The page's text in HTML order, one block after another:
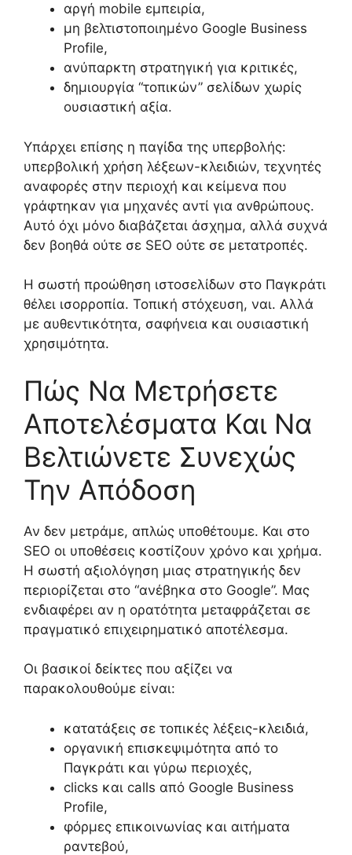
αργή mobile εμπειρία,
μη βελτιστοποιημένο Google Business
Profile,
ανύπαρκτη στρατηγική για κριτικές,
δημιουργία “τοπικών” σελίδων χωρίς
ουσιαστική αξία.
Υπάρχει επίσης η παγίδα της υπερβολής:
υπερβολική χρήση λέξεων-κλειδιών, τεχνητές
αναφορές στην περιοχή και κείμενα που
γράφτηκαν για μηχανές αντί για ανθρώπους.
Αυτό όχι μόνο διαβάζεται άσχημα, αλλά συχνά
δεν βοηθά ούτε σε SEO ούτε σε μετατροπές.
Η σωστή προώθηση ιστοσελίδων στο Παγκράτι
θέλει ισορροπία. Τοπική στόχευση, ναι. Αλλά
με αυθεντικότητα, σαφήνεια και ουσιαστική
χρησιμότητα.
Πώς Να Μετρήσετε
Αποτελέσματα Και Να
Βελτιώνετε Συνεχώς
Την Απόδοση
Αν δεν μετράμε, απλώς υποθέτουμε. Και στο
SEO οι υποθέσεις κοστίζουν χρόνο και χρήμα.
Η σωστή αξιολόγηση μιας στρατηγικής δεν
περιορίζεται στο “ανέβηκα στο Google”. Μας
ενδιαφέρει αν η ορατότητα μεταφράζεται σε
πραγματικό επιχειρηματικό αποτέλεσμα.
Οι βασικοί δείκτες που αξίζει να
παρακολουθούμε είναι:
κατατάξεις σε τοπικές λέξεις-κλειδιά,
οργανική επισκεψιμότητα από το
Παγκράτι και γύρω περιοχές,
clicks και calls από Google Business
Profile,
φόρμες επικοινωνίας και αιτήματα
ραντεβού,